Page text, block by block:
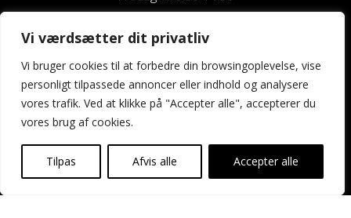
Vi værdsætter dit privatliv
Vi bruger cookies til at forbedre din browsingoplevelse, vise
personligt tilpassede annoncer eller indhold og analysere
vores trafik. Ved at klikke på "Accepter alle", accepterer du
vores brug af cookies.
Tilpas Afvis alle Accepter alle
CVR nr. 20916818
Reg. & Kontonr.: 4180 3119119022
Privatlivspolitik og cookies
Kontakt os
Kalender